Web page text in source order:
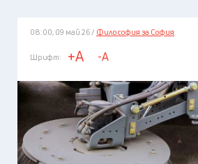
08:00, 09 май 26 / Философия за София
Шрифт: +A -A